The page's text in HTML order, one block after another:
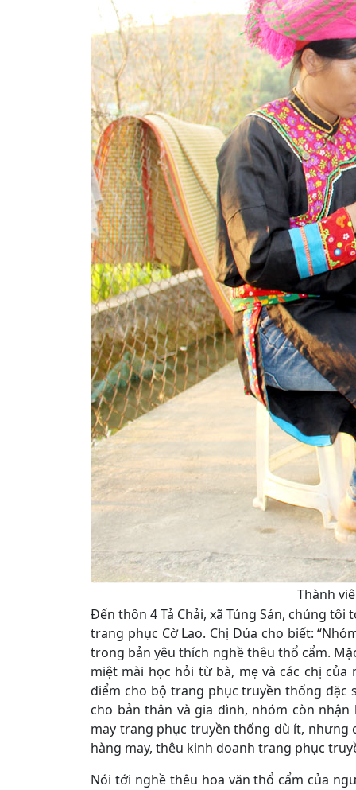
Thành
Đến thôn 4 Tả Chải, xã Túng Sán, chúng
trang phục Cờ Lao. Chị Dúa cho biết:
trong bản yêu thích nghề thêu thổ cẩm.
miệt mài học hỏi từ bà, mẹ và các chị
điểm cho bộ trang phục truyền thống đặc
cho bản thân và gia đình, nhóm còn
may trang phục truyền thống dù ít, nhưng
hàng may, thêu kinh doanh trang phục
Nói tới nghề thêu hoa văn thổ cẩm của